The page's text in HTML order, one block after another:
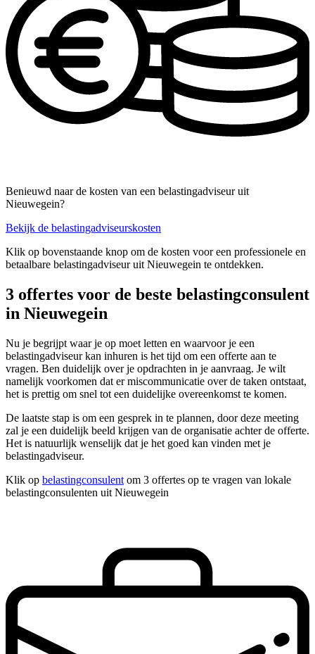
Benieuwd naar de kosten van een belastingadviseur uit
Nieuwegein?
Bekijk de belastingadviseurskosten
Klik op bovenstaande knop om de kosten voor een professionele en
betaalbare belastingadviseur uit Nieuwegein te ontdekken.
3 offertes voor de beste belastingconsulent
in Nieuwegein
Nu je begrijpt waar je op moet letten en waarvoor je een
belastingadviseur kan inhuren is het tijd om een offerte aan te
vragen. Ben duidelijk over je opdrachten in je aanvraag. Je wilt
namelijk voorkomen dat er miscommunicatie over de taken ontstaat,
het is prettig om snel tot een duidelijke overeenkomst te komen.
De laatste stap is om een gesprek in te plannen, door deze meeting
zal je een duidelijk beeld krijgen van de organisatie achter de offerte.
Het is natuurlijk wenselijk dat je het goed kan vinden met je
belastingadviseur.
Klik op belastingconsulent om 3 offertes op te vragen van lokale
belastingconsulenten uit Nieuwegein